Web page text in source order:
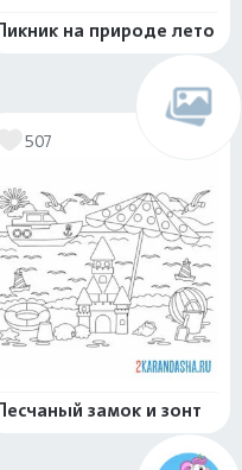
на природе лето
507
замок и зонт